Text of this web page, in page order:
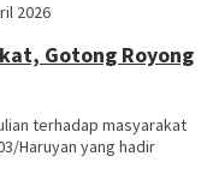
2026
Gotong Royong
terhadap masyarakat
Haruyan yang hadir